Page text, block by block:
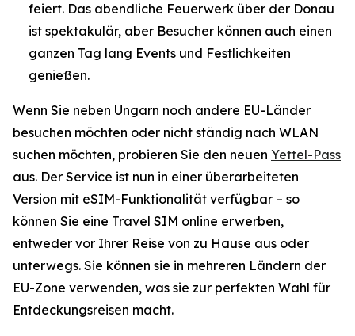
feiert. Das abendliche Feuerwerk über der Donau
ist spektakulär, aber Besucher können auch einen
ganzen Tag lang Events und Festlichkeiten
genießen.
Wenn Sie neben Ungarn noch andere EU-Länder
besuchen möchten oder nicht ständig nach WLAN
suchen möchten, probieren Sie den neuen Yettel-Pass
aus. Der Service ist nun in einer überarbeiteten
Version mit eSIM-Funktionalität verfügbar – so
können Sie eine Travel SIM online erwerben,
entweder vor Ihrer Reise von zu Hause aus oder
unterwegs. Sie können sie in mehreren Ländern der
EU-Zone verwenden, was sie zur perfekten Wahl für
Entdeckungsreisen macht.